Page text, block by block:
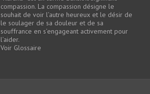
compassion. La compassion désigne le
souhait de voir l’autre heureux et le désir de
le soulager de sa douleur et de sa
souffrance en s’engageant activement pour
l’aider.
Voir Glossaire